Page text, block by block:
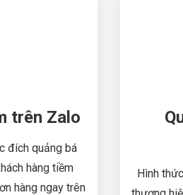
trên Zalo
đích quảng bá
hàng tiềm
hàng ngay trên
Hình